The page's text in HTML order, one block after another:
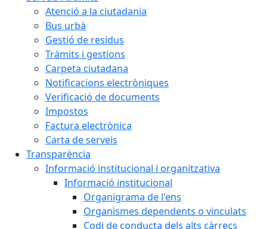
Atenció a la ciutadania
Bus urbà
Gestió de residus
Tràmits i gestions
Carpeta ciutadana
Notificacions electròniques
Verificació de documents
Impostos
Factura electrònica
Carta de serveis
Transparència
Informació institucional i organitzativa
Informació institucional
Organigrama de l'ens
Organismes dependents o vinculats
Codi de conducta dels alts càrrecs